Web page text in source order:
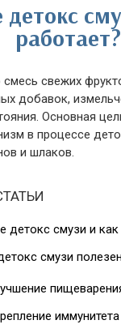
детокс
работает?
свежих
добавок,
Основная
в процессе
и шлаков.
детокс смузи и
смузи
иммунитета